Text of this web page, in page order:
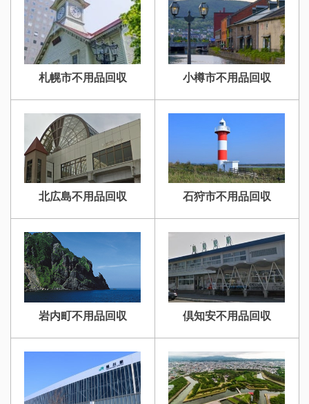
札幌市不用品回収 小樽市不用品回収
北広島不用品回収 石狩市不用品回収
岩内町不用品回収 倶知安不用品回収